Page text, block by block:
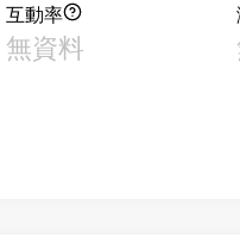
互動率
無資料